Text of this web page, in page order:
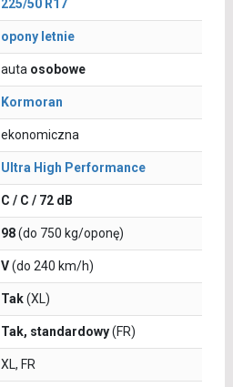
225/50 R17
opony letnie
auta osobowe
Kormoran
ekonomiczna
Ultra High Performance
C / C / 72 dB
98(do 750 kg/oponę)
V(do 240 km/h)
Tak(XL)
Tak, standardowy(FR)
XL, FR